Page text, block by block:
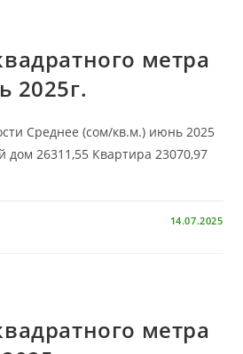
метра
2025г.
Среднее (сом/кв.м.) июнь 2025
дом 26311,55 Квартира 23070,97
14.07.2025
метра